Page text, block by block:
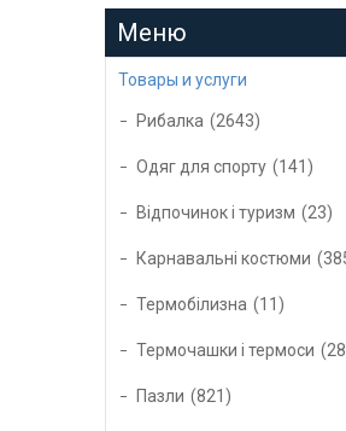
Товары и услуги
Рибалка 2643
Одяг для спорту 141
Відпочинок і туризм 23
Карнавальні костюми
Термобілизна 11
Термочашки і термоси 28
Пазли 821